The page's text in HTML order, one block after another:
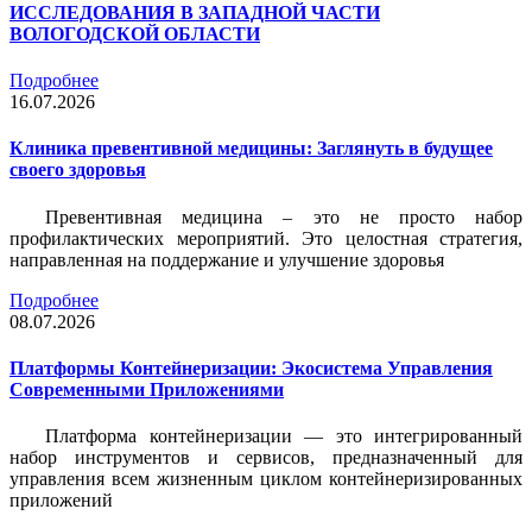
ИССЛЕДОВАНИЯ В ЗАПАДНОЙ ЧАСТИ
ВОЛОГОДСКОЙ ОБЛАСТИ
Подробнее
16.07.2026
Клиника превентивной медицины: Заглянуть в будущее
своего здоровья
Превентивная медицина – это не просто набор
профилактических мероприятий. Это целостная стратегия,
направленная на поддержание и улучшение здоровья
Подробнее
08.07.2026
Платформы Контейнеризации: Экосистема Управления
Современными Приложениями
Платформа контейнеризации — это интегрированный
набор инструментов и сервисов, предназначенный для
управления всем жизненным циклом контейнеризированных
приложений